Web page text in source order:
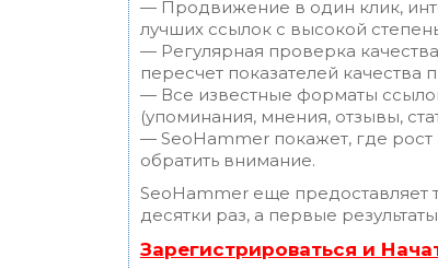
— Продвижение в один клик,
лучших ссылок с высокой
— Регулярная проверка
пересчет показателей качества
— Все известные форматы
(упоминания, мнения, отзывы,
— SeoHammer покажет, где
обратить внимание.
SeoHammer еще предоставляет
десятки раз, а первые
Зарегистрироваться и